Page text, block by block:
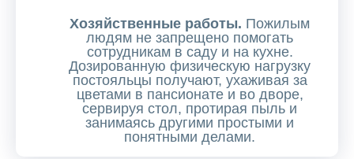
Хозяйственные работы. Пожилым
людям не запрещено помогать
сотрудникам в саду и на кухне.
Дозированную физическую нагрузку
постояльцы получают, ухаживая за
цветами в пансионате и во дворе,
сервируя стол, протирая пыль и
занимаясь другими простыми и
понятными делами.